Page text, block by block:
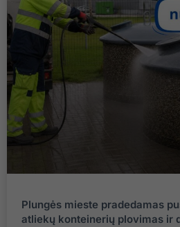
Plungės mieste pradedamas
atliekų konteinerių plovimas ir